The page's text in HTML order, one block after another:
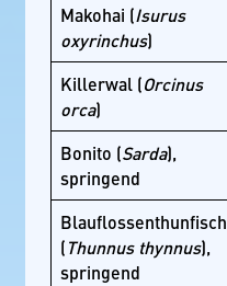
Makohai (Isurus
oxyrinchus)
Killerwal (Orcinus
orca)
Bonito (Sarda),
springend
Blauflossenthunfisch
(Thunnus thynnus),
springend